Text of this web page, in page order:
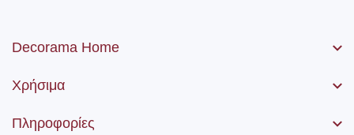
Decorama Home
Χρήσιμα
Πληροφορίες